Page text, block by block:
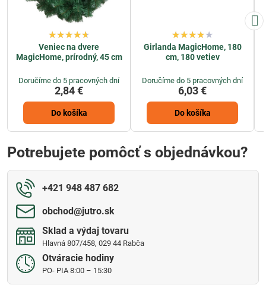
Veniec na dvere
MagicHome, prírodný, 45 cm
Doručíme do 5 pracovných dní
2,84 €
Do košíka
Girlanda MagicHome, 180
cm, 180 vetiev
Doručíme do 5 pracovných dní
6,03 €
Do košíka
Potrebujete pomôcť s objednávkou?
+421 948 487 682
obchod​@jutro​.sk
Sklad a výdaj tovaru
Hlavná 807/458, 029 44 Rabča
Otváracie hodiny
PO- PIA 8:00 – 15:30